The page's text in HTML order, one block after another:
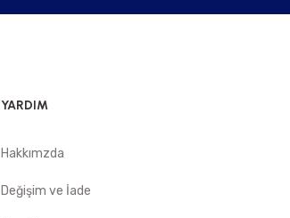
YARDIM
Hakkımzda
Değişim ve İade